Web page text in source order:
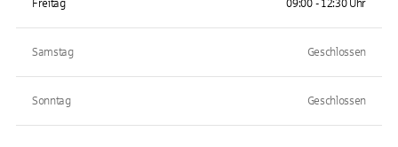
Freitag 09:00 - 12:30 Uhr
Samstag Geschlossen
Sonntag Geschlossen